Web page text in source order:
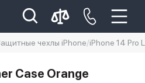
чехлы iPhone iPhone 14 Pro
Case Orange